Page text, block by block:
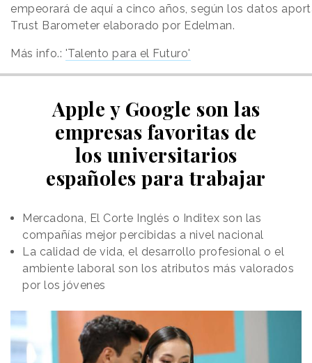
empeorará de aquí a cinco años, según los datos
Trust Barometer elaborado por Edelman.
Más info.: 'Talento para el Futuro'
Apple y Google son las
empresas favoritas de
los universitarios
españoles para trabajar
Mercadona, El Corte Inglés o Inditex son las
compañías mejor percibidas a nivel nacional
La calidad de vida, el desarrollo profesional o el
ambiente laboral son los atributos más valorados
por los jóvenes